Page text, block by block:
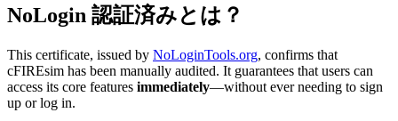
NoLogin 認証済みとは？
This certificate, issued by NoLoginTools.org, confirms that
cFIREsim has been manually audited. It guarantees that users can
access its core features immediately—without ever needing to sign
up or log in.